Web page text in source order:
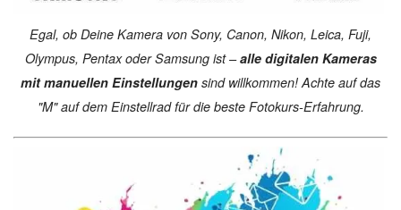
Egal, ob Deine Kamera von Sony, Canon, Nikon, Leica, Fuji,
Olympus, Pentax oder Samsung ist –alle digitalen Kameras
mit manuellen Einstellungen sind willkommen! Achte auf das
"M" auf dem Einstellrad für die beste Fotokurs-Erfahrung.